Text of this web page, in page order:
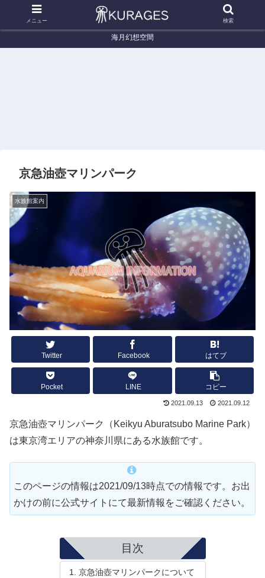
海月幻想空間
京急油壺マリンパーク
水族館案内
Twitter Facebook はてブ
Pocket LINE コピー
2021.09.13 2021.09.12
京急油壺マリンパーク（Keikyu Aburatsubo Marine Park）
は東京湾エリアの神奈川県にある水族館です。
このページの情報は2021/09/13時点での情報です。お出
かけの前に公式サイトにて最新情報をご確認ください。
目次
京急油壺マリンパークについて
メニュー 検索